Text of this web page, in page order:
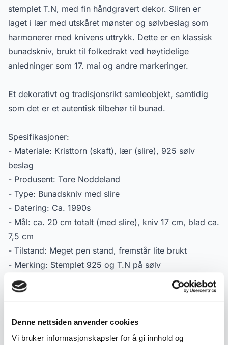
Denne nettsiden anvender cookies
Vi bruker informasjonskapsler for å gi innhold og
stemplet T.N, med fin håndgravert dekor. Sliren er
laget i lær med utskåret mønster og sølvbeslag som
harmonerer med knivens uttrykk. Dette er en klassisk
bunadskniv, brukt til folkedrakt ved høytidelige
anledninger som 17. mai og andre markeringer.
Et dekorativt og tradisjonsrikt samleobjekt, samtidig
som det er et autentisk tilbehør til bunad.
Spesifikasjoner:
- Materiale: Kristtorn (skaft), lær (slire), 925 sølv
beslag
- Produsent: Tore Noddeland
- Type: Bunadskniv med slire
- Datering: Ca. 1990s
- Mål: ca. 20 cm totalt (med slire), kniv 17 cm, blad ca.
7,5 cm
- Tilstand: Meget pen stand, fremstår lite brukt
- Merking: Stemplet 925 og T.N på sølv
Produktdetaljer
Tilstand:
Varenummer:
2000000001913